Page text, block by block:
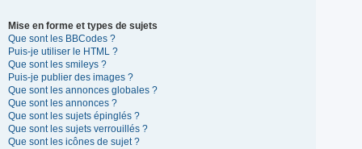
Mise en forme et types de sujets
Que sont les BBCodes ?
Puis-je utiliser le HTML ?
Que sont les smileys ?
Puis-je publier des images ?
Que sont les annonces globales ?
Que sont les annonces ?
Que sont les sujets épinglés ?
Que sont les sujets verrouillés ?
Que sont les icônes de sujet ?